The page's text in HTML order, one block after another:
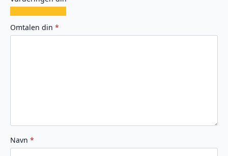
av
5
av
5
av
5
av
5
av
5
Omtalen din *
Navn *